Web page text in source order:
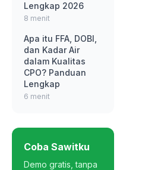
Lengkap 2026
8 menit
Apa itu FFA, DOBI,
dan Kadar Air
dalam Kualitas
CPO? Panduan
Lengkap
6 menit
Coba Sawitku
Demo gratis, tanpa